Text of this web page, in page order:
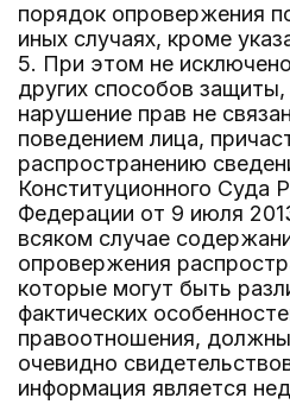
порядок опровержения
иных случаях, кроме
5. При этом не
других способов
нарушение прав не
поведением лица,
распространению
Конституционного Суда
Федерации от 9 июля
всяком случае
опровержения
которые могут быть
фактических
правоотношения,
очевидно
информация является